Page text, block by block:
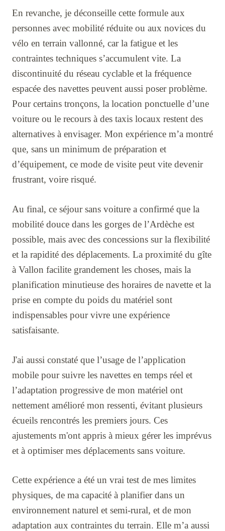
En revanche, je déconseille cette formule aux
personnes avec mobilité réduite ou aux novices du
vélo en terrain vallonné, car la fatigue et les
contraintes techniques s’accumulent vite. La
discontinuité du réseau cyclable et la fréquence
espacée des navettes peuvent aussi poser problème.
Pour certains tronçons, la location ponctuelle d’une
voiture ou le recours à des taxis locaux restent des
alternatives à envisager. Mon expérience m’a montré
que, sans un minimum de préparation et
d’équipement, ce mode de visite peut vite devenir
frustrant, voire risqué.
Au final, ce séjour sans voiture a confirmé que la
mobilité douce dans les gorges de l’Ardèche est
possible, mais avec des concessions sur la flexibilité
et la rapidité des déplacements. La proximité du gîte
à Vallon facilite grandement les choses, mais la
planification minutieuse des horaires de navette et la
prise en compte du poids du matériel sont
indispensables pour vivre une expérience
satisfaisante.
J'ai aussi constaté que l’usage de l’application
mobile pour suivre les navettes en temps réel et
l’adaptation progressive de mon matériel ont
nettement amélioré mon ressenti, évitant plusieurs
écueils rencontrés les premiers jours. Ces
ajustements m'ont appris à mieux gérer les imprévus
et à optimiser mes déplacements sans voiture.
Cette expérience a été un vrai test de mes limites
physiques, de ma capacité à planifier dans un
environnement naturel et semi-rural, et de mon
adaptation aux contraintes du terrain. Elle m’a aussi